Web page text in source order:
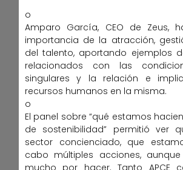
o
Amparo García, CEO de Zeus,
importancia de la atracción,
del talento, aportando ejemplos
relacionados con las
singulares y la relación e
recursos humanos en la misma.
o
El panel sobre “qué estamos
de sostenibilidad” permitió ver
sector concienciado, que
cabo múltiples acciones,
mucho por hacer. Tanto APCE